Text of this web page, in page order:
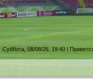
Суббота, 08/08/26, 19:40 |